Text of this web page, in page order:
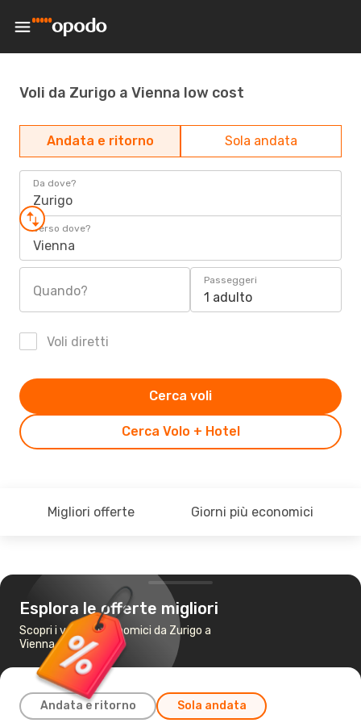
Voli da Zurigo a Vienna low cost
Andata e ritorno Sola andata
Da dove?
Zurigo
Verso dove?
Vienna
Quando?
Passeggeri
1 adulto
Voli diretti
Cerca Volo + Hotel
Cerca voli
Migliori offerte Giorni più economici
Esplora le offerte migliori
Scopri i voli più economici da Zurigo a
Vienna
Andata e ritorno Sola andata